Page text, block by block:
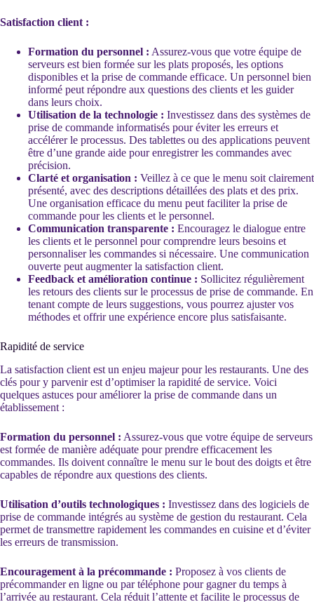
Satisfaction client :
Formation du personnel : Assurez-vous que votre équipe de
serveurs est bien formée sur les plats proposés, les options
disponibles et la prise de commande efficace. Un personnel bien
informé peut répondre aux questions des clients et les guider
dans leurs choix.
Utilisation de la technologie : Investissez dans des systèmes de
prise de commande informatisés pour éviter les erreurs et
accélérer le processus. Des tablettes ou des applications peuvent
être d’une grande aide pour enregistrer les commandes avec
précision.
Clarté et organisation : Veillez à ce que le menu soit clairement
présenté, avec des descriptions détaillées des plats et des prix.
Une organisation efficace du menu peut faciliter la prise de
commande pour les clients et le personnel.
Communication transparente : Encouragez le dialogue entre
les clients et le personnel pour comprendre leurs besoins et
personnaliser les commandes si nécessaire. Une communication
ouverte peut augmenter la satisfaction client.
Feedback et amélioration continue : Sollicitez régulièrement
les retours des clients sur le processus de prise de commande. En
tenant compte de leurs suggestions, vous pourrez ajuster vos
méthodes et offrir une expérience encore plus satisfaisante.
Rapidité de service
La satisfaction client est un enjeu majeur pour les restaurants. Une des
clés pour y parvenir est d’optimiser la rapidité de service. Voici
quelques astuces pour améliorer la prise de commande dans un
établissement :
Formation du personnel : Assurez-vous que votre équipe de serveurs
est formée de manière adéquate pour prendre efficacement les
commandes. Ils doivent connaître le menu sur le bout des doigts et être
capables de répondre aux questions des clients.
Utilisation d’outils technologiques : Investissez dans des logiciels de
prise de commande intégrés au système de gestion du restaurant. Cela
permet de transmettre rapidement les commandes en cuisine et d’éviter
les erreurs de transmission.
Encouragement à la précommande : Proposez à vos clients de
précommander en ligne ou par téléphone pour gagner du temps à
l’arrivée au restaurant. Cela réduit l’attente et facilite le processus de